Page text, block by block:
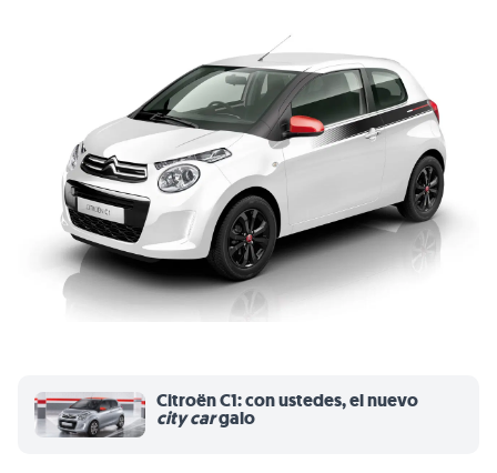
Citroën C1: con ustedes, el nuevo
city cargalo